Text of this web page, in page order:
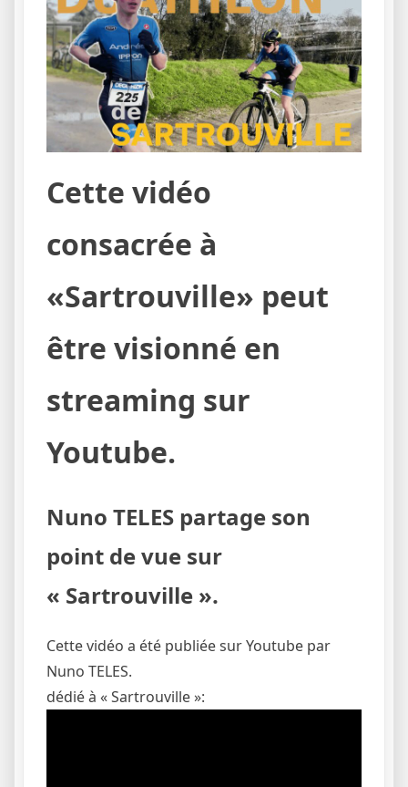
Cette vidéo
consacrée à
«Sartrouville» peut
être visionné en
streaming sur
Youtube.
Nuno TELES partage son
point de vue sur
« Sartrouville ».
Cette vidéo a été publiée sur Youtube par
Nuno TELES.
dédié à « Sartrouville »: